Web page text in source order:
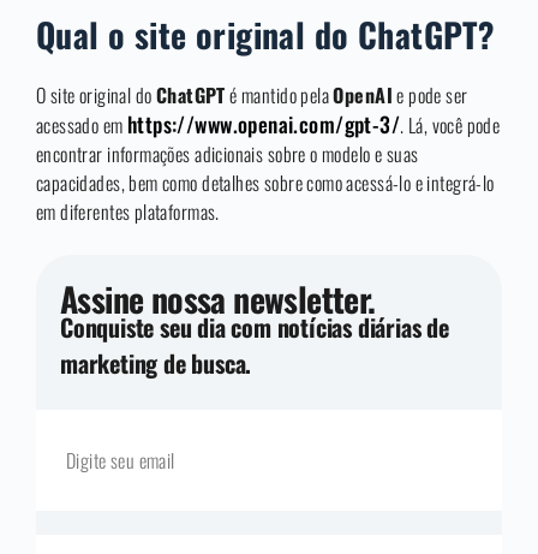
Qual o site original do ChatGPT?
O site original doChatGPTé mantido pelaOpenAIe pode ser
acessado em https://www.openai.com/gpt-3/. Lá, você pode
encontrar informações adicionais sobre o modelo e suas
capacidades, bem como detalhes sobre como acessá-lo e integrá-lo
em diferentes plataformas.
Assine nossa newsletter.
Conquiste seu dia com notícias diárias de
marketing de busca.